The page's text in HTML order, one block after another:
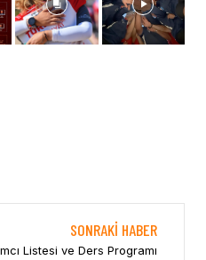
SONRAKI HABER
Listesi ve Ders Programı